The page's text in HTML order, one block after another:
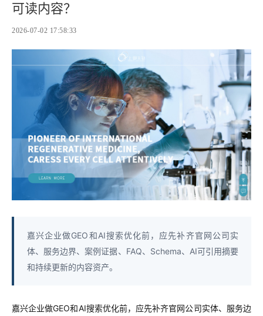
可读内容？
2026-07-02 17:58:33
嘉兴企业做GEO和AI搜索优化前，应先补齐官网公司实
体、服务边界、案例证据、FAQ、Schema、AI可引用摘要
和持续更新的内容资产。
嘉兴企业做GEO和AI搜索优化前，应先补齐官网公司实体、服务边